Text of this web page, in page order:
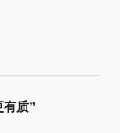
有质”